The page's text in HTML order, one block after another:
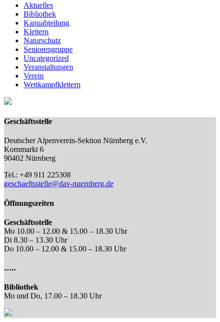
Aktuelles
Bibliothek
Kanuabteilung
Klettern
Naturschutz
Seniorengruppe
Uncategorized
Veranstaltungen
Verein
Wettkampfklettern
Geschäftsstelle
Deutscher Alpenverein-Sektion Nürnberg e.V.
Kornmarkt 6
90402 Nürnberg
Tel.: +49 911 225308
geschaeftsstelle@dav-nuernberg.de
Öffnungszeiten
Geschäftsstelle
Mo 10.00 – 12.00 & 15.00 – 18.30 Uhr
Di 8.30 – 13.30 Uhr
Do 10.00 – 12.00 & 15.00 – 18.30 Uhr
…..
Bibliothek
Mo und Do, 17.00 – 18.30 Uhr